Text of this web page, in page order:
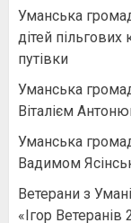
Уманська
дітей пільгових
путівки
Уманська
Віталієм
Уманська
Вадимом
Ветерани з
«Ігор Ветеранів